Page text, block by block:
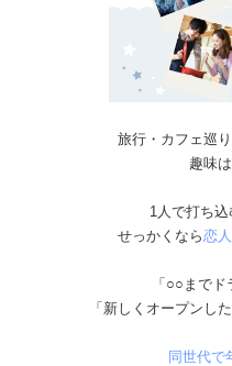
旅行・カフェ巡
趣味
1人で打ち
せっかくなら恋
「○○までド
「新しくオープンし
同世代で